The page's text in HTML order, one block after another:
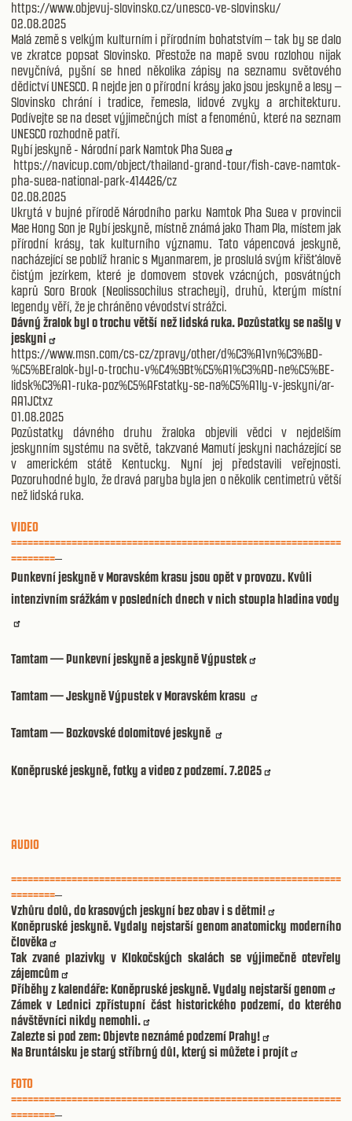
https://www.objevuj-slovinsko.cz/unesco-ve-slovinsku/
02.08.2025
Malá země s velkým kulturním i přírodním bohatstvím – tak by se dalo
ve zkratce popsat Slovinsko. Přestože na mapě svou rozlohou nijak
nevyčnívá, pyšní se hned několika zápisy na seznamu světového
dědictví UNESCO. A nejde jen o přírodní krásy jako jsou jeskyně a lesy –
Slovinsko chrání i tradice, řemesla, lidové zvyky a architekturu.
Podívejte se na deset výjimečných míst a fenoménů, které na seznam
UNESCO rozhodně patří.
Rybí jeskyně - Národní park Namtok Pha Suea
https://navicup.com/object/thailand-grand-tour/fish-cave-namtok-
pha-suea-national-park-414426/cz
02.08.2025
Ukrytá v bujné přírodě Národního parku Namtok Pha Suea v provincii
Mae Hong Son je Rybí jeskyně, místně známá jako Tham Pla, místem jak
přírodní krásy, tak kulturního významu. Tato vápencová jeskyně,
nacházející se poblíž hranic s Myanmarem, je proslulá svým křišťálově
čistým jezírkem, které je domovem stovek vzácných, posvátných
kaprů Soro Brook (Neolissochilus stracheyi), druhů, kterým místní
legendy věří, že je chráněno vévodství strážci.
Dávný žralok byl o trochu větší než lidská ruka. Pozůstatky se našly v
jeskyni
https://www.msn.com/cs-cz/zpravy/other/d%C3%A1vn%C3%BD-
%C5%BEralok-byl-o-trochu-v%C4%9Bt%C5%A1%C3%AD-ne%C5%BE-
lidsk%C3%A1-ruka-poz%C5%AFstatky-se-na%C5%A1ly-v-jeskyni/ar-
AA1JCtxz
01.08.2025
Pozůstatky dávného druhu žraloka objevili vědci v nejdelším
jeskynním systému na světě, takzvané Mamutí jeskyni nacházející se
v americkém státě Kentucky. Nyní jej představili veřejnosti.
Pozoruhodné bylo, že dravá paryba byla jen o několik centimetrů větší
než lidská ruka.
VIDEO
============================================================
========
Punkevní jeskyně v Moravském krasu jsou opět v provozu. Kvůli
intenzivním srážkám v posledních dnech v nich stoupla hladina vody
Tamtam — Punkevní jeskyně a jeskyně Výpustek
Tamtam — Jeskyně Výpustek v Moravském krasu
Tamtam — Bozkovské dolomitové jeskyně
Koněpruské jeskyně, fotky a video z podzemí. 7.2025
AUDIO
============================================================
========
Vzhůru dolů, do krasových jeskyní bez obav i s dětmi!
Koněpruské jeskyně. Vydaly nejstarší genom anatomicky moderního
člověka
Tak zvané plazivky v Klokočských skalách se výjimečně otevřely
zájemcům
Příběhy z kalendáře: Koněpruské jeskyně. Vydaly nejstarší genom
Zámek v Lednici zpřístupní část historického podzemí, do kterého
návštěvníci nikdy nemohli.
Zalezte si pod zem: Objevte neznámé podzemí Prahy!
Na Bruntálsku je starý stříbrný důl, který si můžete i projít
FOTO
============================================================
========